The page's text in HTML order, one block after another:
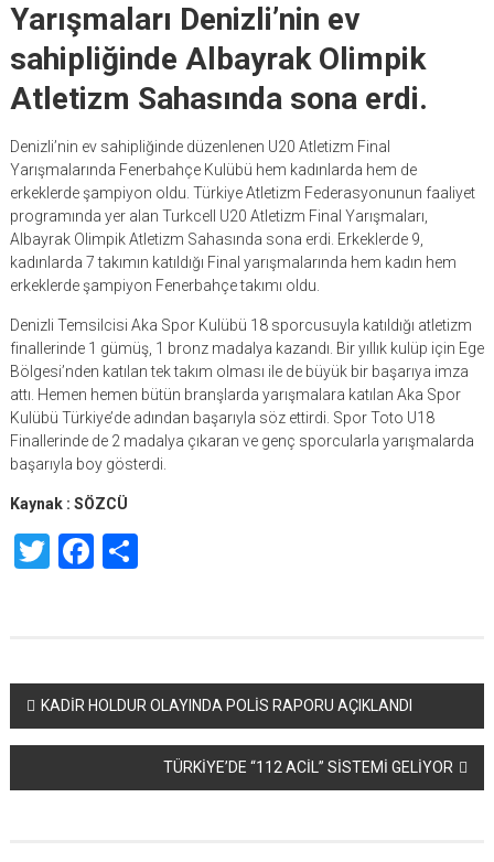
Yarışmaları Denizli’nin ev
sahipliğinde Albayrak Olimpik
Atletizm Sahasında sona erdi.
Denizli’nin ev sahipliğinde düzenlenen U20 Atletizm Final
Yarışmalarında Fenerbahçe Kulübü hem kadınlarda hem de
erkeklerde şampiyon oldu. Türkiye Atletizm Federasyonunun faaliyet
programında yer alan Turkcell U20 Atletizm Final Yarışmaları,
Albayrak Olimpik Atletizm Sahasında sona erdi. Erkeklerde 9,
kadınlarda 7 takımın katıldığı Final yarışmalarında hem kadın hem
erkeklerde şampiyon Fenerbahçe takımı oldu.
Denizli Temsilcisi Aka Spor Kulübü 18 sporcusuyla katıldığı atletizm
finallerinde 1 gümüş, 1 bronz madalya kazandı. Bir yıllık kulüp için Ege
Bölgesi’nden katılan tek takım olması ile de büyük bir başarıya imza
attı. Hemen hemen bütün branşlarda yarışmalara katılan Aka Spor
Kulübü Türkiye’de adından başarıyla söz ettirdi. Spor Toto U18
Finallerinde de 2 madalya çıkaran ve genç sporcularla yarışmalarda
başarıyla boy gösterdi.
Kaynak : SÖZCÜ
TwitterFacebook
Share
Yazı
dolaşımı
KADİR HOLDUR OLAYINDA POLİS RAPORU AÇIKLANDI
TÜRKİYE’DE “112 ACİL” SİSTEMİ GELİYOR